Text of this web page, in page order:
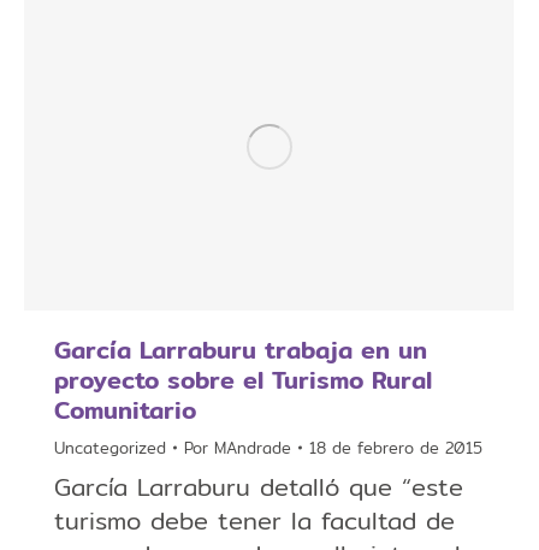
García Larraburu trabaja en un
proyecto sobre el Turismo Rural
Comunitario
Uncategorized Por MAndrade 18 de febrero de 2015
García Larraburu detalló que “este
turismo debe tener la facultad de